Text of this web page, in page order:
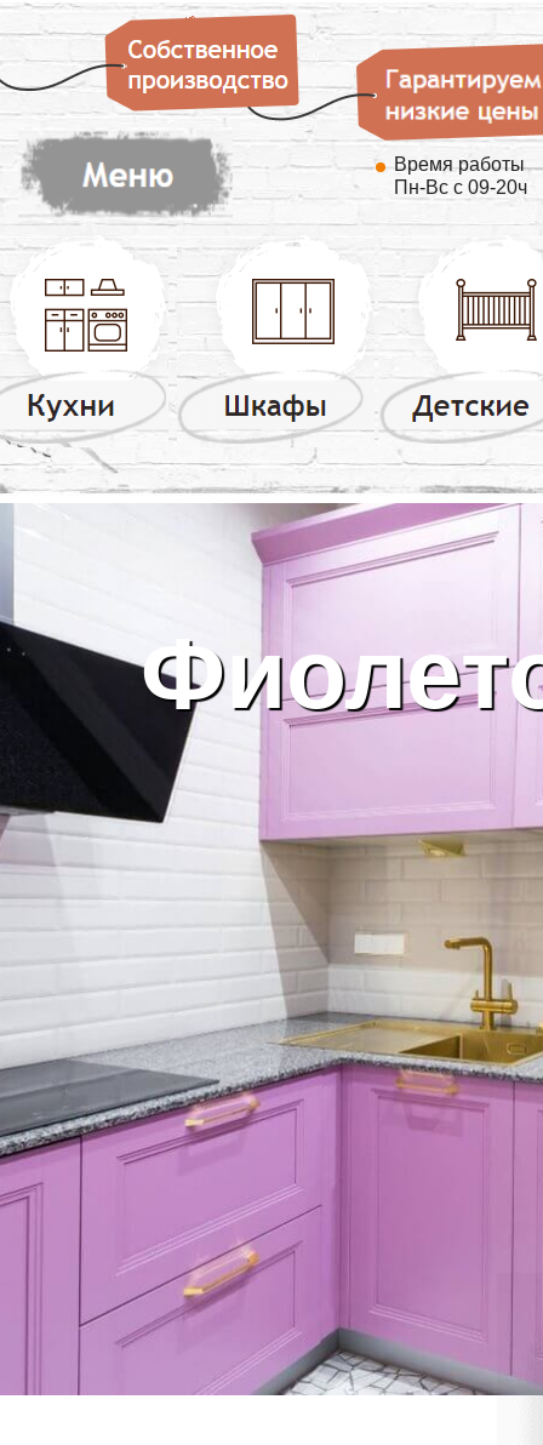
Время работы
Пн-Вс с 09-20ч